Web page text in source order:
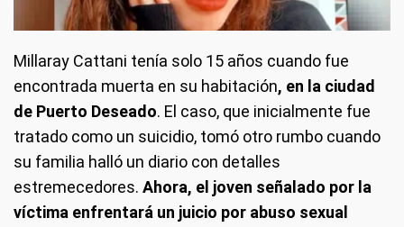
Millaray Cattani tenía solo 15 años cuando fue
encontrada muerta en su habitación, en la ciudad
de Puerto Deseado. El caso, que inicialmente fue
tratado como un suicidio, tomó otro rumbo cuando
su familia halló un diario con detalles
estremecedores. Ahora, el joven señalado por la
víctima enfrentará un juicio por abuso sexual